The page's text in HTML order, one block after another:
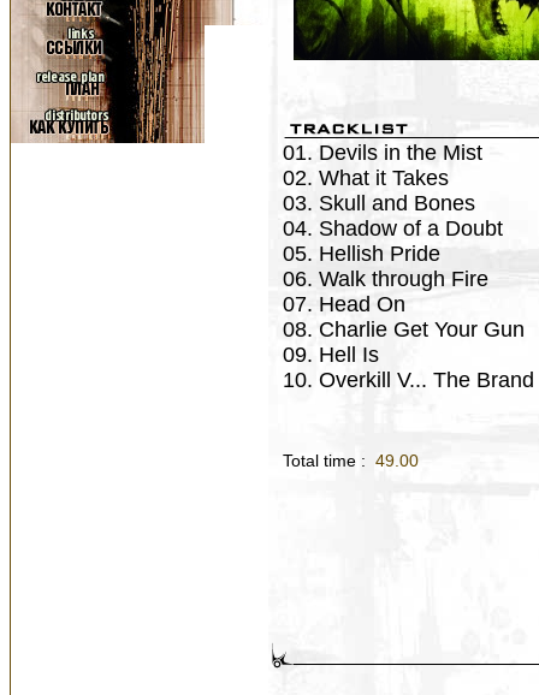
01. Devils in the Mist
02. What it Takes
03. Skull and Bones
04. Shadow of a Doubt
05. Hellish Pride
06. Walk through Fire
07. Head On
08. Charlie Get Your Gun
09. Hell Is
10. Overkill V... The Brand
Total time : 49.00